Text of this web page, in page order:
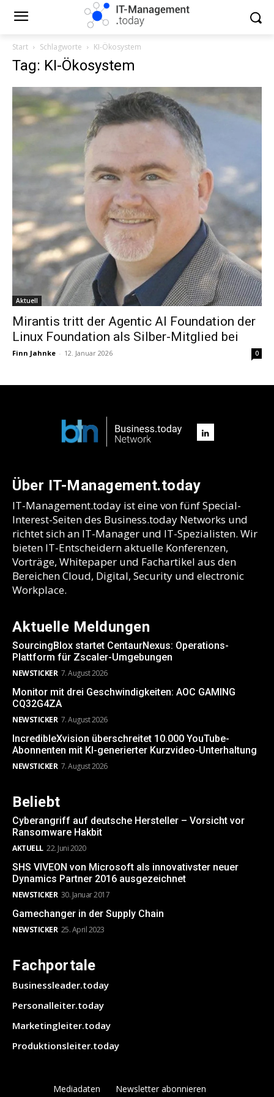
Start Schlagworte KI-Ökosystem
Tag: KI-Ökosystem
Aktuell
Mirantis tritt der Agentic AI Foundation der
Linux Foundation als Silber-Mitglied bei
Finn Jahnke - 12. Januar 2026 0
Über IT-Management.today
IT-Management.today ist eine von fünf Special-
Interest-Seiten des Business.today Networks und
richtet sich an IT-Manager und IT-Spezialisten. Wir
bieten IT-Entscheidern aktuelle Konferenzen,
Vorträge, Whitepaper und Fachartikel aus den
Bereichen Cloud, Digital, Security und electronic
Workplace.
Aktuelle Meldungen
SourcingBlox startet CentaurNexus: Operations-
Plattform für Zscaler-Umgebungen
NEWSTICKER 7. August 2026
Monitor mit drei Geschwindigkeiten: AOC GAMING
CQ32G4ZA
NEWSTICKER 7. August 2026
IncredibleXvision überschreitet 10.000 YouTube-
Abonnenten mit KI-generierter Kurzvideo-Unterhaltung
NEWSTICKER 7. August 2026
Beliebt
Cyberangriff auf deutsche Hersteller – Vorsicht vor
Ransomware Hakbit
AKTUELL 22. Juni 2020
SHS VIVEON von Microsoft als innovativster neuer
Dynamics Partner 2016 ausgezeichnet
NEWSTICKER 30. Januar 2017
Gamechanger in der Supply Chain
NEWSTICKER 25. April 2023
Fachportale
Businessleader.today
Personalleiter.today
Marketingleiter.today
Produktionsleiter.today
Mediadaten Newsletter abonnieren